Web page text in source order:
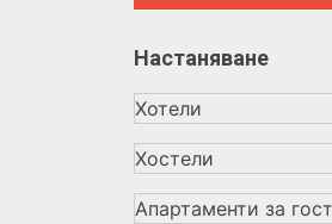
Настаняване
Хотели
Хостели
Апартаменти за